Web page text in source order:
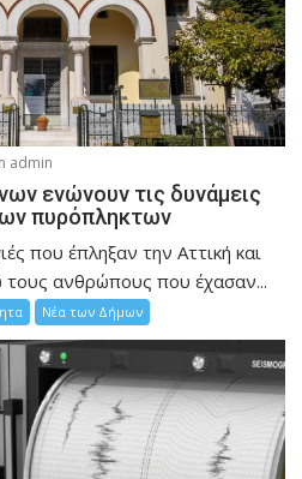
admin
ενώνουν τις δυνάμεις
πυρόπληκτων
που έπληξαν την Αττική και
τους ανθρώπους που έχασαν...
Νέα των Δήμων